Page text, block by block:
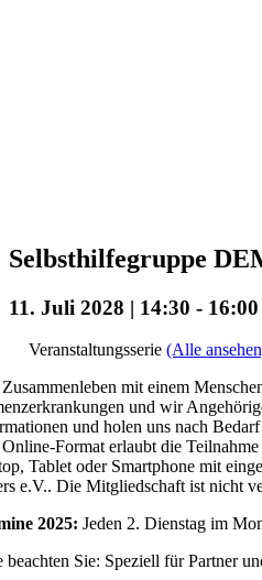
Selbsthilfegruppe
11. Juli 2028 | 14:30 - 16:00
Veranstaltungsserie (Alle
mit einem
und wir
und holen uns nach
Format erlaubt die
Tablet oder Smartphone mit
e.V.. Die Mitgliedschaft ist nicht
2025: Jeden 2. Dienstag im
beachten Sie: Speziell für Partner